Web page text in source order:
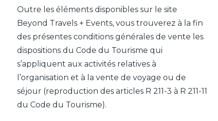
Outre les éléments disponibles sur le site
Beyond Travels + Events, vous trouverez à la fin
des présentes conditions générales de vente les
dispositions du Code du Tourisme qui
s’appliquent aux activités relatives à
l’organisation et à la vente de voyage ou de
séjour (reproduction des articles R 211-3 à R 211-11
du Code du Tourisme).